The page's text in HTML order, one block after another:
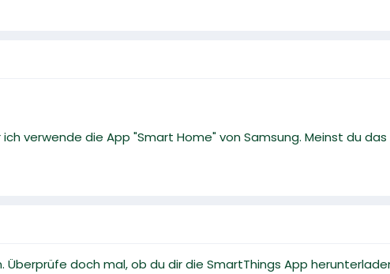
verwende die App "Smart Home" von Samsung. Meinst du
Überprüfe doch mal, ob du dir die SmartThings App